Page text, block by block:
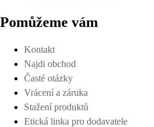
Pomůžeme vám
Kontakt
Najdi obchod
Časté otázky
Vrácení a záruka
Stažení produktů
Etická linka pro dodavatele